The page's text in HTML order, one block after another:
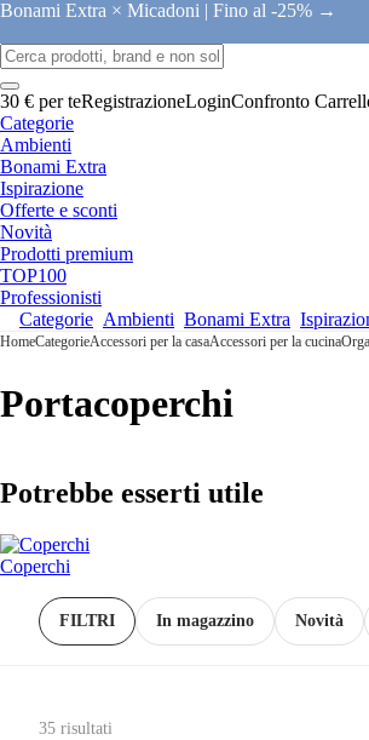
Bonami Extra × Micadoni | Fino al -25% →
30 € per teRegistrazioneLoginConfronto
Categorie
Ambienti
Bonami Extra
Ispirazione
Offerte e sconti
Novità
Prodotti premium
TOP100
Professionisti
Categorie Ambienti Bonami Extra
HomeCategorieAccessori per la casaAccessori per la cucina
Portacoperchi
Potrebbe esserti utile
Coperchi
FILTRI In magazzino Novità
35 risultati